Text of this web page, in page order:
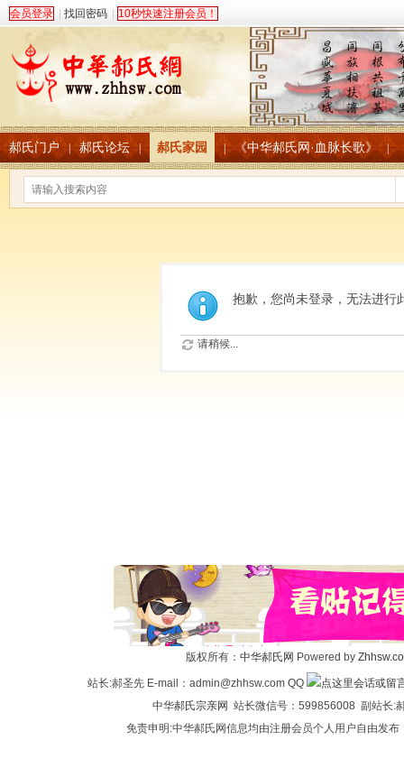
会员登录 找回密码 10秒快速注册会员！
郝氏门户 | 郝氏论坛 | 郝氏家园 《中华郝氏网·血脉长歌》
抱歉，您尚未登录，无法进行
请稍候...
版权所有： 中华郝氏网 Powered by
站长:郝圣先 E-mail：admin@zhhsw.com QQ
中华郝氏宗亲网 站长微信号：599856008 副站长:
免责申明:中华郝氏网信息均由注册会员个人用户自由发